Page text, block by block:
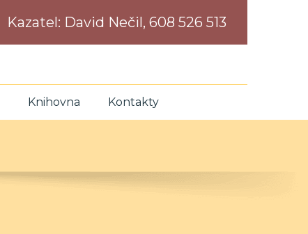
Kazatel: David Nečil, 608 526 513
Knihovna Kontakty